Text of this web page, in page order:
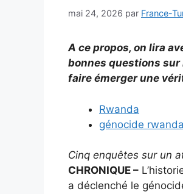
mai 24, 2026 par France-
A ce propos, on lira
bonnes questions sur
faire émerger une
Rwanda
génocide
Cinq enquêtes sur un
CHRONIQUE –
a déclenché le